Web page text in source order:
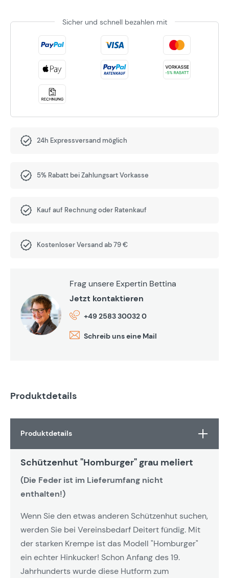
Sicher und schnell bezahlen mit
24h Expressversand möglich
5% Rabatt bei Zahlungsart Vorkasse
Kauf auf Rechnung oder Ratenkauf
Kostenloser Versand ab 79 €
Frag unsere Expertin Bettina
Jetzt kontaktieren
+49 2583 30032 0
Schreib uns eine Mail
Produktdetails
Produktdetails
Schützenhut "Homburger" grau meliert
(Die Feder ist im Lieferumfang nicht
enthalten!)
Wenn Sie den etwas anderen Schützenhut suchen,
werden Sie bei Vereinsbedarf Deitert fündig. Mit
der starken Krempe ist das Modell "Homburger"
ein echter Hinkucker! Schon Anfang des 19.
Jahrhunderts wurde diese Hutform zum